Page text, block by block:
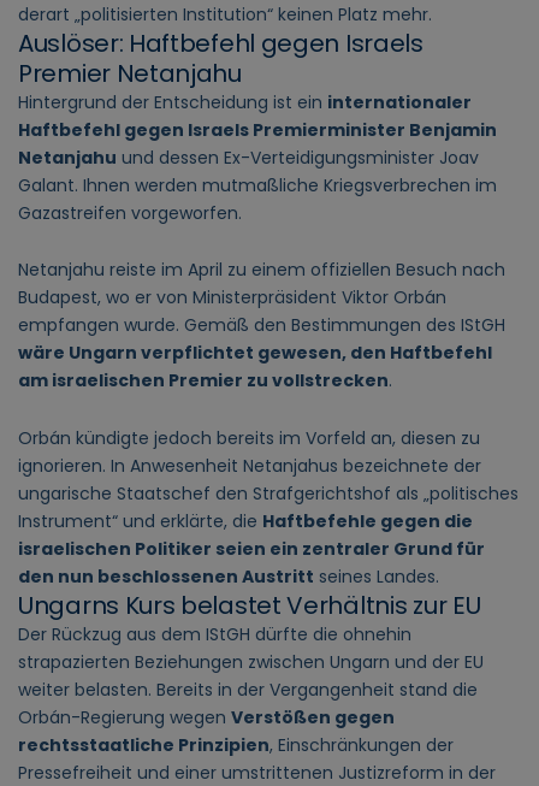
derart „politisierten Institution“ keinen Platz mehr.
Auslöser: Haftbefehl gegen Israels
Premier Netanjahu
Hintergrund der Entscheidung ist ein internationaler
Haftbefehl gegen Israels Premierminister Benjamin
Netanjahu und dessen Ex-Verteidigungsminister Joav
Galant. Ihnen werden mutmaßliche Kriegsverbrechen im
Gazastreifen vorgeworfen.
Netanjahu reiste im April zu einem offiziellen Besuch nach
Budapest, wo er von Ministerpräsident Viktor Orbán
empfangen wurde. Gemäß den Bestimmungen des IStGH
wäre Ungarn verpflichtet gewesen, den Haftbefehl
am israelischen Premier zu vollstrecken.
Orbán kündigte jedoch bereits im Vorfeld an, diesen zu
ignorieren. In Anwesenheit Netanjahus bezeichnete der
ungarische Staatschef den Strafgerichtshof als „politisches
Instrument“ und erklärte, die Haftbefehle gegen die
israelischen Politiker seien ein zentraler Grund für
den nun beschlossenen Austritt seines Landes.
Ungarns Kurs belastet Verhältnis zur EU
Der Rückzug aus dem IStGH dürfte die ohnehin
strapazierten Beziehungen zwischen Ungarn und der EU
weiter belasten. Bereits in der Vergangenheit stand die
Orbán-Regierung wegen Verstößen gegen
rechtsstaatliche Prinzipien, Einschränkungen der
Pressefreiheit und einer umstrittenen Justizreform in der